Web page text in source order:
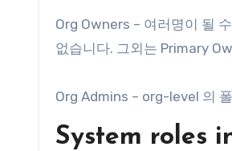
Org Owners – 여러명이 될
없습니다. 그외는 Primary
Org Admins – org-level 의
System roles